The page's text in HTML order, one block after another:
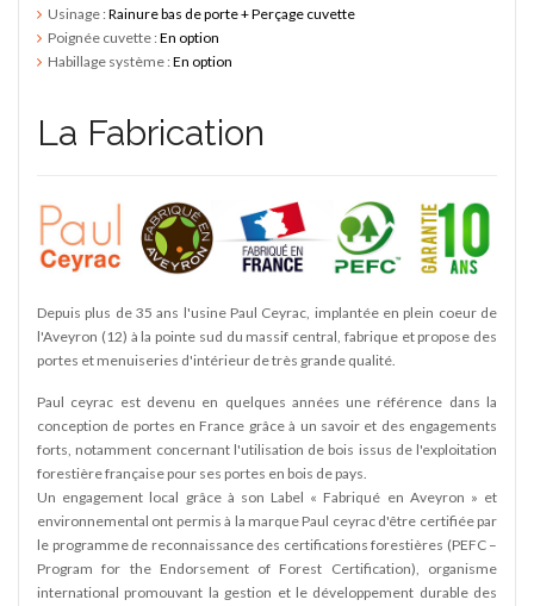
Usinage : Rainure bas de porte + Perçage cuvette
Poignée cuvette : En option
Habillage système : En option
La Fabrication
Depuis plus de 35 ans l'usine Paul Ceyrac, implantée en plein coeur de
l'Aveyron (12) à la pointe sud du massif central, fabrique et propose des
portes et menuiseries d'intérieur de très grande qualité.
Paul ceyrac est devenu en quelques années une référence dans la
conception de portes en France grâce à un savoir et des engagements
forts, notamment concernant l'utilisation de bois issus de l'exploitation
forestière française pour ses portes en bois de pays.
Un engagement local grâce à son Label « Fabriqué en Aveyron » et
environnemental ont permis à la marque Paul ceyrac d'être certifiée par
le programme de reconnaissance des certifications forestières (PEFC –
Program for the Endorsement of Forest Certification), organisme
international promouvant la gestion et le développement durable des
-